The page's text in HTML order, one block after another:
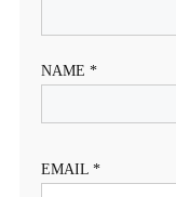
NAME *
EMAIL *